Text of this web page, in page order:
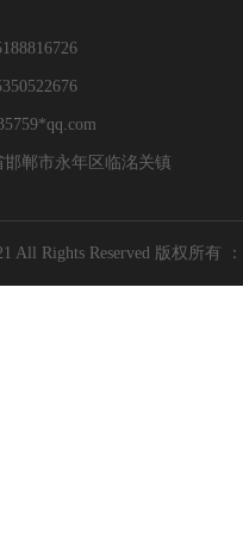
郸市永年区临洺关镇
All Rights Reserved 版权所